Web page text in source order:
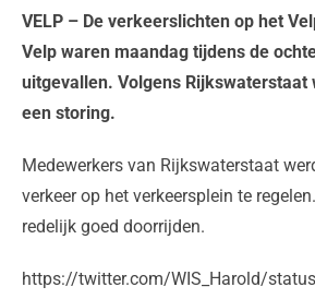
VELP – De verkeerslichten op het
Velp waren maandag tijdens de
uitgevallen. Volgens Rijkswaterstaat
een storing.
Medewerkers van Rijkswaterstaat
verkeer op het verkeersplein te
redelijk goed doorrijden.
https://twitter.com/WIS_Harold/